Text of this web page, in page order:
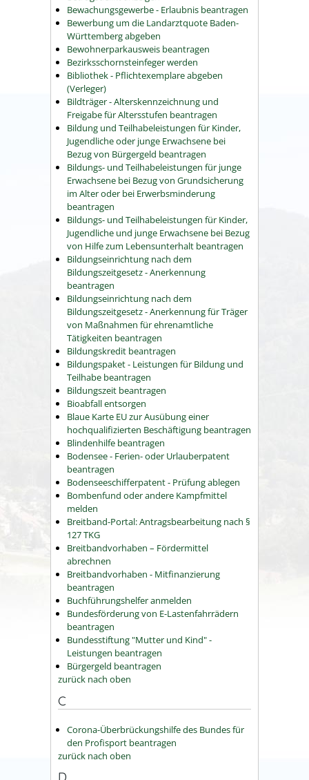
Bewachungsgewerbe - Erlaubnis beantragen
Bewerbung um die Landarztquote Baden-
Württemberg abgeben
Bewohnerparkausweis beantragen
Bezirksschornsteinfeger werden
Bibliothek - Pflichtexemplare abgeben
(Verleger)
Bildträger - Alterskennzeichnung und
Freigabe für Altersstufen beantragen
Bildung und Teilhabeleistungen für Kinder,
Jugendliche oder junge Erwachsene bei
Bezug von Bürgergeld beantragen
Bildungs- und Teilhabeleistungen für junge
Erwachsene bei Bezug von Grundsicherung
im Alter oder bei Erwerbsminderung
beantragen
Bildungs- und Teilhabeleistungen für Kinder,
Jugendliche und junge Erwachsene bei Bezug
von Hilfe zum Lebensunterhalt beantragen
Bildungseinrichtung nach dem
Bildungszeitgesetz - Anerkennung
beantragen
Bildungseinrichtung nach dem
Bildungszeitgesetz - Anerkennung für Träger
von Maßnahmen für ehrenamtliche
Tätigkeiten beantragen
Bildungskredit beantragen
Bildungspaket - Leistungen für Bildung und
Teilhabe beantragen
Bildungszeit beantragen
Bioabfall entsorgen
Blaue Karte EU zur Ausübung einer
hochqualifizierten Beschäftigung beantragen
Blindenhilfe beantragen
Bodensee - Ferien- oder Urlauberpatent
beantragen
Bodenseeschifferpatent - Prüfung ablegen
Bombenfund oder andere Kampfmittel
melden
Breitband-Portal: Antragsbearbeitung nach §
127 TKG
Breitbandvorhaben – Fördermittel
abrechnen
Breitbandvorhaben - Mitfinanzierung
beantragen
Buchführungshelfer anmelden
Bundesförderung von E-Lastenfahrrädern
beantragen
Bundesstiftung "Mutter und Kind" -
Leistungen beantragen
Bürgergeld beantragen
zurück nach oben
C
Corona-Überbrückungshilfe des Bundes für
den Profisport beantragen
zurück nach oben